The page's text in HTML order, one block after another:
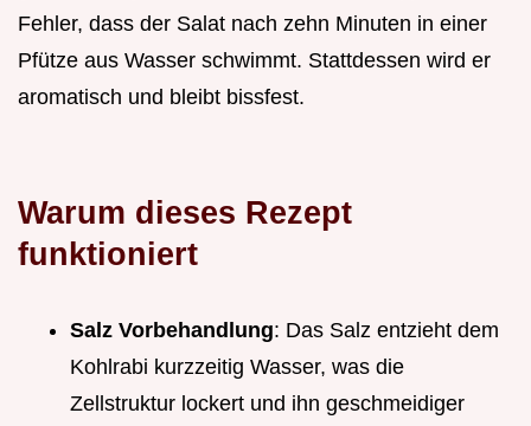
Fehler, dass der Salat nach zehn Minuten in einer
Pfütze aus Wasser schwimmt. Stattdessen wird er
aromatisch und bleibt bissfest.
Warum dieses Rezept
funktioniert
Salz Vorbehandlung: Das Salz entzieht dem
Kohlrabi kurzzeitig Wasser, was die
Zellstruktur lockert und ihn geschmeidiger